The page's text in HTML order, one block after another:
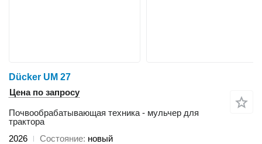
Dücker UM 27
Цена по запросу
Почвообрабатывающая техника - мульчер для
трактора
2026
Состояние новый